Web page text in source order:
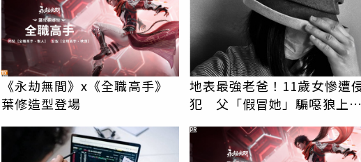
《永劫無間》x《全職高手》
葉修造型登場
地表最強老爸！11歲女慘遭
犯 父「假冒她」騙噁狼上
PR